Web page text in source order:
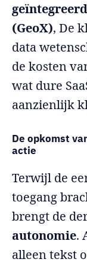
(GeoX), De
data
de kosten
wat dure
aanzienlijk
De opkomst
actie
Terwijl de
toegang
brengt de
autonomie.
alleen tekst